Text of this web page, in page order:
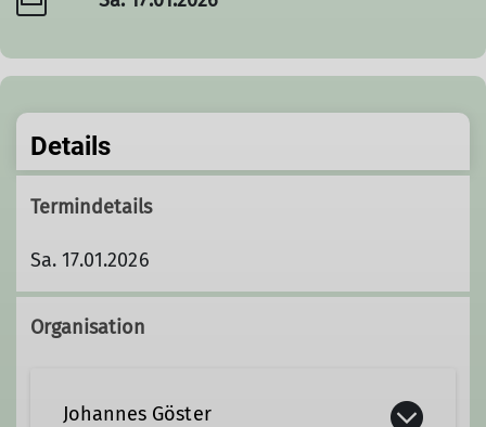
Details
Termindetails
Sa. 17.01.2026
Organisation
Johannes Göster